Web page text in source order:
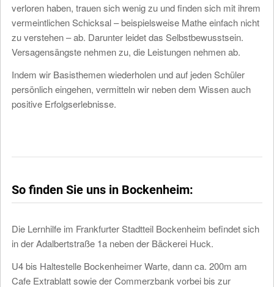
verloren haben, trauen sich wenig zu und finden sich mit ihrem
vermeintlichen Schicksal – beispielsweise Mathe einfach nicht
zu verstehen – ab. Darunter leidet das Selbstbewusstsein.
Versagensängste nehmen zu, die Leistungen nehmen ab.
Indem wir Basisthemen wiederholen und auf jeden Schüler
persönlich eingehen, vermitteln wir neben dem Wissen auch
positive Erfolgserlebnisse.
So finden Sie uns in Bockenheim:
Die Lernhilfe im Frankfurter Stadtteil Bockenheim befindet sich
in derAdalbertstraße 1aneben der Bäckerei Huck.
U4 bis Haltestelle Bockenheimer Warte, dann ca. 200m am
Cafe Extrablatt sowie der Commerzbank vorbei bis zur